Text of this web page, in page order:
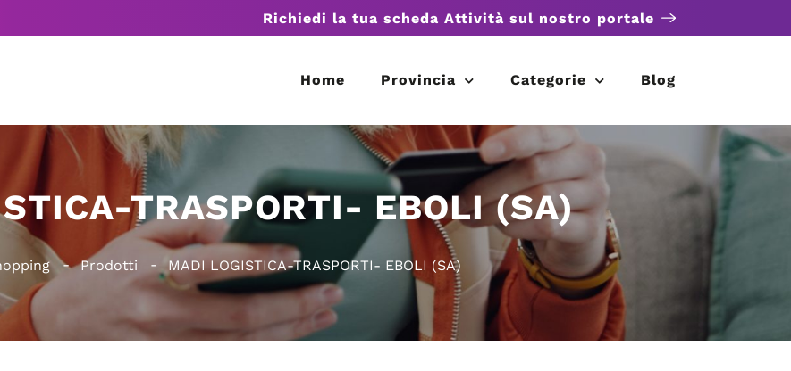
Richiedi la tua scheda Attività sul nostro portale
Home Provincia Categorie Blog
TRASPORTI- EBOLI (SA)
Prodotti MADI LOGISTICA-TRASPORTI- EBOLI (SA)